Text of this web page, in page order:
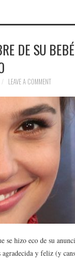
DE SU
LEAVE A COMMENT
hizo eco de su
y feliz (y